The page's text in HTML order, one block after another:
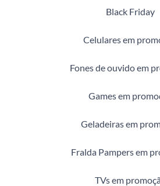
Black Friday
Celulares em
Fones de ouvido em
Games em
Geladeiras em
Fralda Pampers em
TVs em